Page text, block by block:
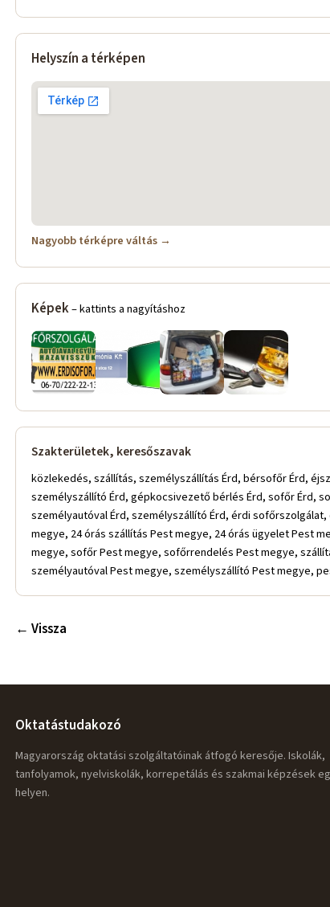
Helyszín a térképen
Nagyobb térképre váltás →
Képek– kattints a nagyításhoz
Szakterületek, keresőszavak
közlekedés, szállítás, személyszállítás Érd, bérsofőr Érd,
személyszállító Érd, gépkocsivezető bérlés Érd, sofőr Érd,
személyautóval Érd, személyszállító Érd, érdi
megye, 24 órás szállítás Pest megye, 24 órás ügyelet Pest
megye, sofőr Pest megye, sofőrrendelés Pest megye,
személyautóval Pest megye, személyszállító Pest megye,
← Vissza
Oktatástudakozó
Magyarország oktatási szolgáltatóinak átfogó keresője. Iskolák,
tanfolyamok, nyelviskolák, korrepetálás és szakmai képzések
helyen.